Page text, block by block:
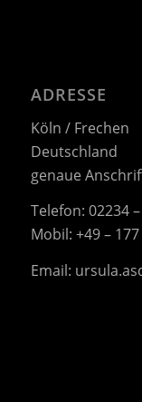
ADRESSE
Köln / Frechen
Deutschland
genaue
Telefon: 02234
Mobil: +49 –
Email: